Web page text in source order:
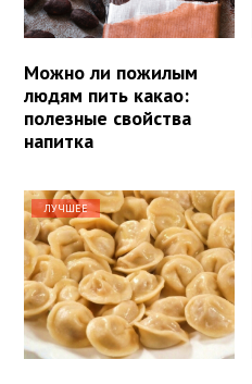
Можно ли пожилым
людям пить какао:
полезные свойства
напитка
ЛУЧШЕЕ